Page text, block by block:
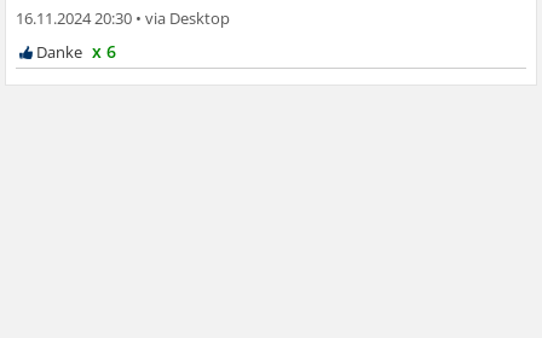
16.11.2024 20:30 •
x 6